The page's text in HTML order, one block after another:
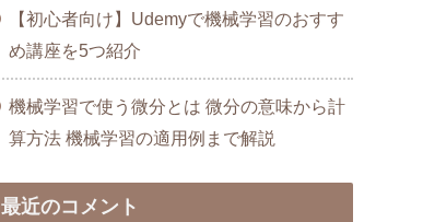
【初心者向け】Udemyで機械学習のおすす
め講座を5つ紹介
機械学習で使う微分とは 微分の意味から計
算方法 機械学習の適用例まで解説
最近のコメント